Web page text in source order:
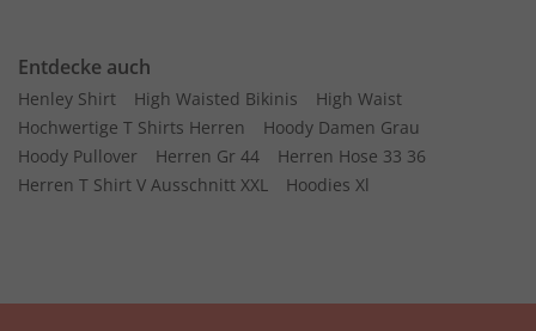
Entdecke auch
Henley Shirt High Waisted Bikinis
High Waist
Hochwertige T Shirts Herren
Hoody Damen Grau
Hoody Pullover
Herren Gr 44
Herren Hose 33 36
Herren T Shirt V Ausschnitt XXL
Hoodies Xl